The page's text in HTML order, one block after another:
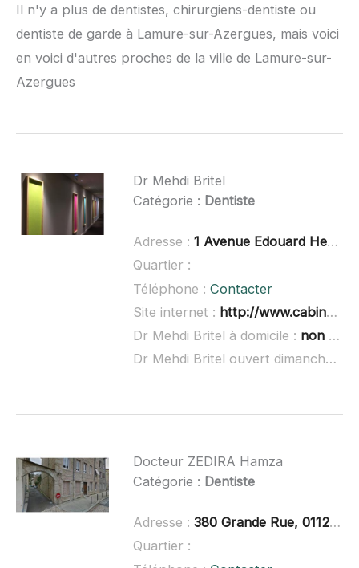
Il n'y a plus de dentistes, chirurgiens-dentiste ou
dentiste de garde à Lamure-sur-Azergues, mais voici
en voici d'autres proches de la ville de Lamure-sur-
Azergues
Dr Mehdi Britel
Catégorie : Dentiste
Adresse : 1 Avenue Edouard Herriot entrée A, 69170 Tarare
Quartier :
Téléphone : Contacter
Site internet : http://www.cabinetdesteintureries.fr/
Dr Mehdi Britel à domicile : non renseigné
Dr Mehdi Britel ouvert dimanche :
Docteur ZEDIRA Hamza
Catégorie : Dentiste
Adresse : 380 Grande Rue, 01120 Montluel
Quartier :